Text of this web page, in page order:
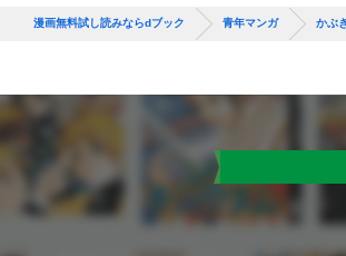
漫画無料試し読みならdブック 青年マンガ かぶ